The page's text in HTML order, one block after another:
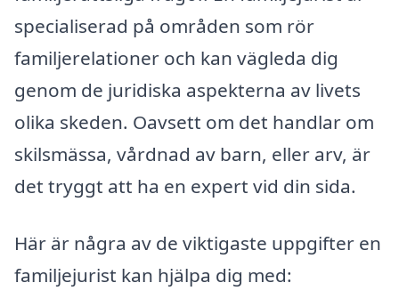
specialiserad på områden som rör
familjerelationer och kan vägleda dig
genom de juridiska aspekterna av livets
olika skeden. Oavsett om det handlar om
skilsmässa, vårdnad av barn, eller arv, är
det tryggt att ha en expert vid din sida.
Här är några av de viktigaste uppgifter en
familjejurist kan hjälpa dig med: